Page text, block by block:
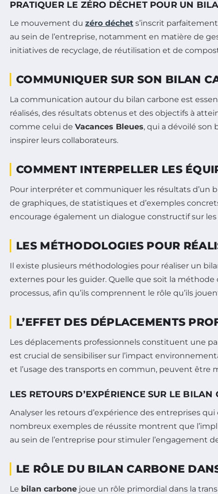
PRATIQUER LE ZÉRO DÉCHET POUR UN
Le mouvement du zéro déchet s’inscrit
au sein de l’entreprise, notamment en matière de
initiatives de recyclage, de réutilisation et de
COMMUNIQUER SUR SON BILAN
La communication autour du bilan carbone est
réalisés, des résultats obtenus et des objectifs à
comme celui de Vacances Bleues, qui a dévoilé
inspirer leurs collaborateurs.
COMMENT INTERPELLER LES
Pour interpréter et communiquer les résultats d’un
de graphiques, de statistiques et d’exemples
encourage également un dialogue constructif sur
LES MÉTHODOLOGIES POUR
Il existe plusieurs méthodologies pour réaliser un
externes pour les guider. Quelle que soit la
processus, afin qu’ils comprennent le rôle qu’ils
L’EFFET DES DÉPLACEMENTS
Les déplacements professionnels constituent une
est crucial de sensibiliser sur l’impact
et l’usage des transports en commun, peuvent être
LES RETOURS D’EXPÉRIENCE SUR LE BILAN
Analyser les retours d’expérience des entreprises
nombreux exemples de réussite montrent que
au sein de l’entreprise pour stimuler l’engagement
LE RÔLE DU BILAN CARBONE
Le bilan carbone joue un rôle primordial dans la